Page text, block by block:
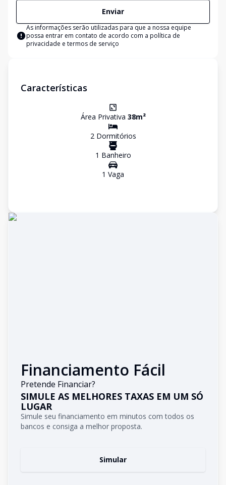
Enviar
As informações serão utilizadas para que a nossa equipe
possa entrar em contato de acordo com a política de
privacidade e termos de serviço
Características
Área Privativa 38m²
2Dormitórios
1 Banheiro
1 Vaga
Financiamento Fácil
Pretende Financiar?
SIMULE AS MELHORES TAXAS EM UM SÓ
LUGAR
Simule seu financiamento em minutos com todos os
bancos e consiga a melhor proposta.
Simular